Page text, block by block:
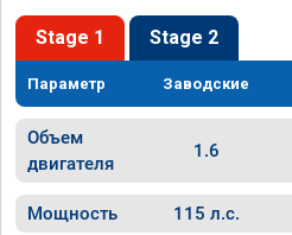
Stage 1 Stage 2
Параметр Заводские
Объем
двигателя
1.6
Мощность 115 л.с.